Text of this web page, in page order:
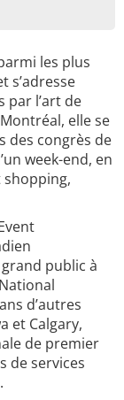
les plus
s’adresse
par l’art de
elle se
des congrès de
week-end, en
public à
d’autres
et Calgary,
de premier
de services